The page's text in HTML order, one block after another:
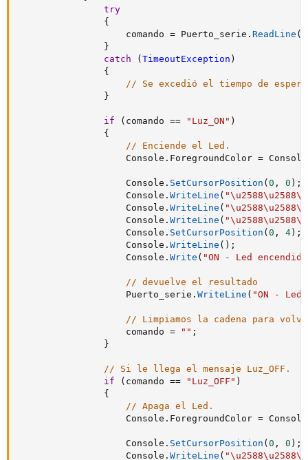
try
{
                    comando
= Puerto_serie . ReadLine (
}
catch
( TimeoutException )
{
// Se excedió el tiempo de
}
if ( comando == "Luz_ON" )
{
// Enciende el Led.
                    Console
. ForegroundColor =
                    Console
. SetCursorPosition ( 0 , 0 ) ;
                    Console
. WriteLine (
                    Console
. WriteLine (
                    Console
. WriteLine (
                    Console
. SetCursorPosition ( 0 , 4 ) ;
                    Console
. WriteLine ( ) ;
                    Console
. Write ( "ON - Led
// devuelve el resultado
                    Puerto_serie
. WriteLine ( "ON -
// Limpiamos la cadena para
                    comando
= "" ;
}
// Si le llega el mensaje Luz_OFF.
if
( comando == "Luz_OFF" )
{
// Apaga el Led.
                    Console
. ForegroundColor =
                    Console
. SetCursorPosition ( 0 , 0 ) ;
                    Console
. WriteLine (